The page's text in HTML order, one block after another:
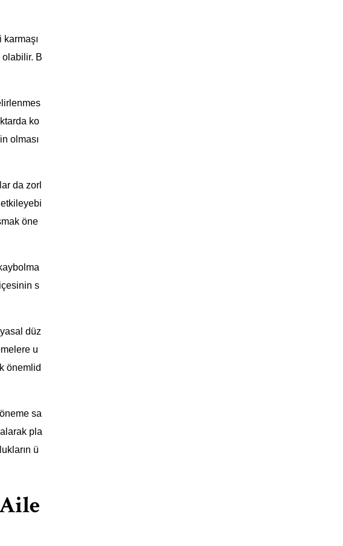
olabilir. B
ko
olması
da zorl
öne
s
düz
u
önemlid
sa
pla
ü